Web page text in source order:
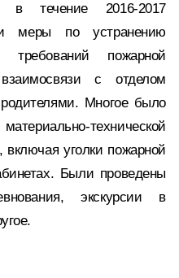
в течение 2016-2017
меры по устранению
требований пожарной
с отделом
Многое было
технической
уголки пожарной
Были проведены
экскурсии в